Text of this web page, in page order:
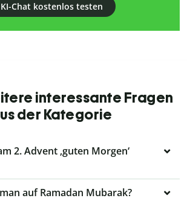
KI-Chat kostenlos testen
interessante Fragen
der Kategorie
2. Advent ‚guten Morgen‘
auf Ramadan Mubarak?